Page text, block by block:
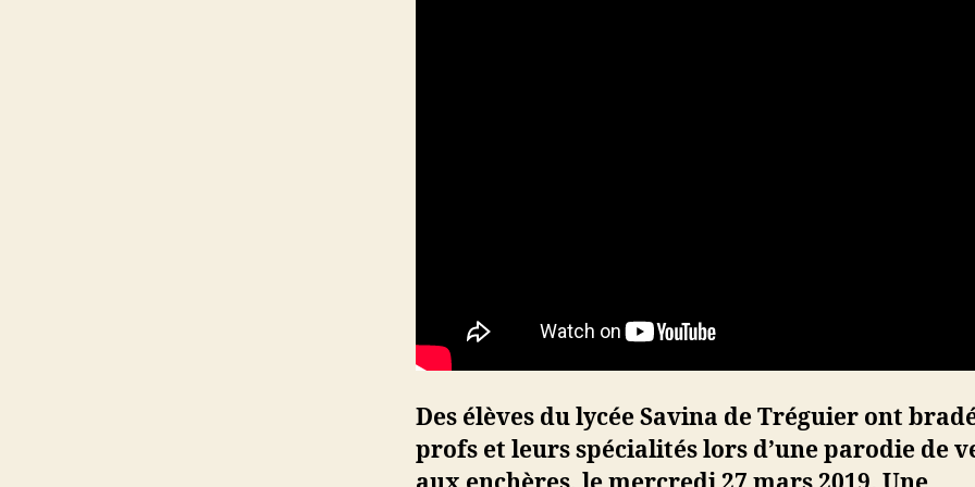
Des élèves du lycée Savina de Tréguier ont
profs et leurs spécialités lors d’une parodie de